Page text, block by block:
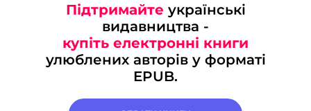
Підтримайте українські
видавництва -
купіть електронні книги
улюблених авторів у форматі
EPUB.